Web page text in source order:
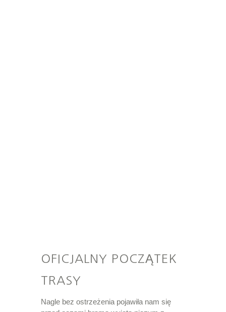
OFICJALNY POCZĄTEK
TRASY
Nagle bez ostrzeżenia pojawiła nam się